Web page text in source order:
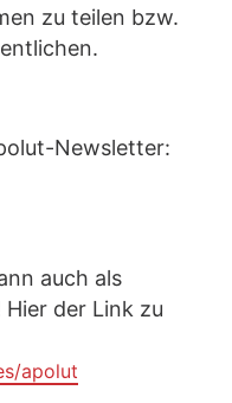
zu teilen bzw.
Newsletter:
auch als
der Link zu
apolut